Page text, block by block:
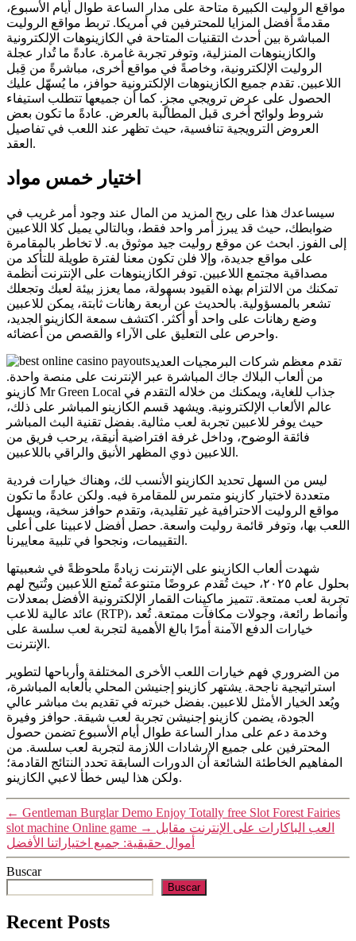
مواقع الروليت الكبيرة متاحة على مدار الساعة طوال أيام الأسبوع،
مقدمةً أفضل المزايا للمحترفين في أمريكا. تربط مواقع الروليت
المباشرة بين أحدث التقنيات المتاحة في الكازينوهات الإلكترونية
والكازينوهات المنزلية، وتوفر تجربة غامرة. عادةً ما تُدار عجلة
الروليت الإلكترونية، وخاصةً في مواقع أخرى، مباشرةً من قِبل
اللاعبين. تقدم جميع الكازينوهات الإلكترونية حوافز، ما يُسهّل عليك
الحصول على عرض ترويجي مجزٍ. كما أن جميعها تتطلب استيفاء
شروط ولوائح أخرى قبل المطالبة بالعرض. عادةً ما تكون بعض
العروض الترويجية تنافسية، حيث تظهر عند اللعب في تفاصيل
العقد.
اختيار خمس مواد
سيساعدك هذا على ربح المزيد من المال عند وجود أمر غريب في
ضوابطك، حيث قد يبرز أمر واحد فقط، وبالتالي يميل كلا اللاعبين
إلى الفوز. ابحث عن موقع روليت جيد موثوق به. لا تخاطر بالمقامرة
على مواقع جديدة، وإلا فلن تكون معنا لفترة طويلة للتأكد من
مصداقية مجتمع اللاعبين. توفر الكازينوهات على الإنترنت أنظمة
تمكنك من الالتزام بهذه القيود بسهولة، مما يعزز بيئة لعبك وتجعلك
تشعر بالمسؤولية. بالحديث عن أربعة رهانات ثابتة، يمكن للاعبين
وضع رهانات على واحد أو أكثر. اكتشف سمعة الكازينو الجديد،
واحرص على التعليق على الآراء والقصص من أعضائه.
تقدم معظم شركات البرمجيات العديد
من ألعاب البلاك جاك المباشرة عبر الإنترنت على منصة واحدة.
كازينو Mr Green Local جذاب للغاية، ويمكنك من خلاله التقدم في
عالم الألعاب الإلكترونية. ويشهد قسم الكازينو المباشر على ذلك،
حيث يوفر للاعبين تجربة لعب مثالية. بفضل تقنية البث المباشر
فائقة الوضوح، وداخل غرفة افتراضية أنيقة، يرحب فريق من
اللاعبين ذوي المظهر الأنيق والراقي باللاعبين.
ليس من السهل تحديد الكازينو الأنسب لك، وهناك خيارات فردية
متعددة لاختيار كازينو متمرس للمقامرة فيه. ولكن عادةً ما تكون
مواقع الروليت الاحترافية غير تقليدية، وتقدم حوافز سخية، ويسهل
اللعب بها، وتوفر قائمة روليت واسعة. حصل أفضل لاعبينا على أعلى
التقييمات، ونجحوا في تلبية معاييرنا.
شهدت ألعاب الكازينو على الإنترنت زيادةً ملحوظةً في شعبيتها
بحلول عام ٢٠٢٥، حيث تُقدم عروضًا متنوعة تُمتع اللاعبين وتُتيح لهم
تجربة لعب ممتعة. تتميز ماكينات القمار الإلكترونية الأفضل بمعدلات
عائد عالية للاعب (RTP)، وأنماط رائعة، وجولات مكافآت ممتعة. تُعد
خيارات الدفع الآمنة أمرًا بالغ الأهمية لتجربة لعب سلسة على
الإنترنت.
من الضروري فهم خيارات اللعب الأخرى المختلفة وأرباحها لتطوير
استراتيجية ناجحة. يشتهر كازينو إجنيشن المحلي بألعابه المباشرة،
ويُعد الخيار الأمثل للاعبين. بفضل خبرته في تقديم بث مباشر عالي
الجودة، يضمن كازينو إجنيشن تجربة لعب شيقة. حوافز وفيرة
وخدمة دعم على مدار الساعة طوال أيام الأسبوع تضمن حصول
المحترفين على جميع الإرشادات اللازمة لتجربة لعب سلسة. من
المفاهيم الخاطئة الشائعة أن الدورات السابقة تحدد النتائج القادمة؛
ولكن هذا ليس خطأ لاعبي الكازينو.
← Gentleman Burglar Demo Enjoy Totally free Slot Forest Fairies
slot machine Online game → العب الباكارات على الإنترنت مقابل
أموال حقيقية: جميع اختياراتنا الأفضل
Buscar
Buscar
Recent Posts